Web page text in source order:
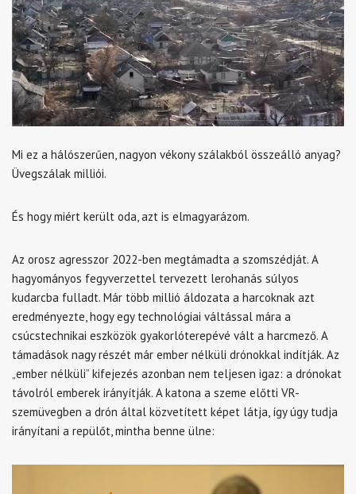
Mi ez a hálószerűen, nagyon vékony szálakból összeálló anyag?
Üvegszálak milliói.
És hogy miért került oda, azt is elmagyarázom.
Az orosz agresszor 2022-ben megtámadta a szomszédját. A
hagyományos fegyverzettel tervezett lerohanás súlyos
kudarcba fulladt. Már több millió áldozata a harcoknak azt
eredményezte, hogy egy technológiai váltással mára a
csúcstechnikai eszközök gyakorlóterepévé vált a harcmező. A
támadások nagy részét már ember nélküli drónokkal indítják. Az
„ember nélküli” kifejezés azonban nem teljesen igaz: a drónokat
távolról emberek irányítják. A katona a szeme előtti VR-
szemüvegben a drón által közvetített képet látja, így úgy tudja
irányítani a repülőt, mintha benne ülne: